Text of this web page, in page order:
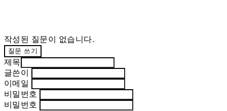
작성된 질문이 없습니다.
질문 쓰기
제목
글쓴이
이메일
비밀번호
비밀번호